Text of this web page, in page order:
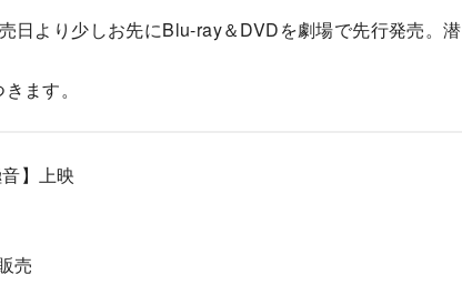
日より少しお先にBlu-ray＆DVDを劇場で先行発売。潜
ます。
】上映
売